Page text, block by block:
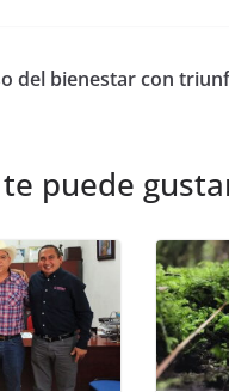
del bienestar con
puede